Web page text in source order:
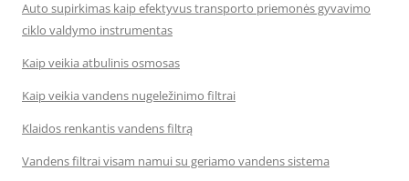
Auto supirkimas kaip efektyvus transporto priemonės gyvavimo
ciklo valdymo instrumentas
Kaip veikia atbulinis osmosas
Kaip veikia vandens nugeležinimo filtrai
Klaidos renkantis vandens filtrą
Vandens filtrai visam namui su geriamo vandens sistema